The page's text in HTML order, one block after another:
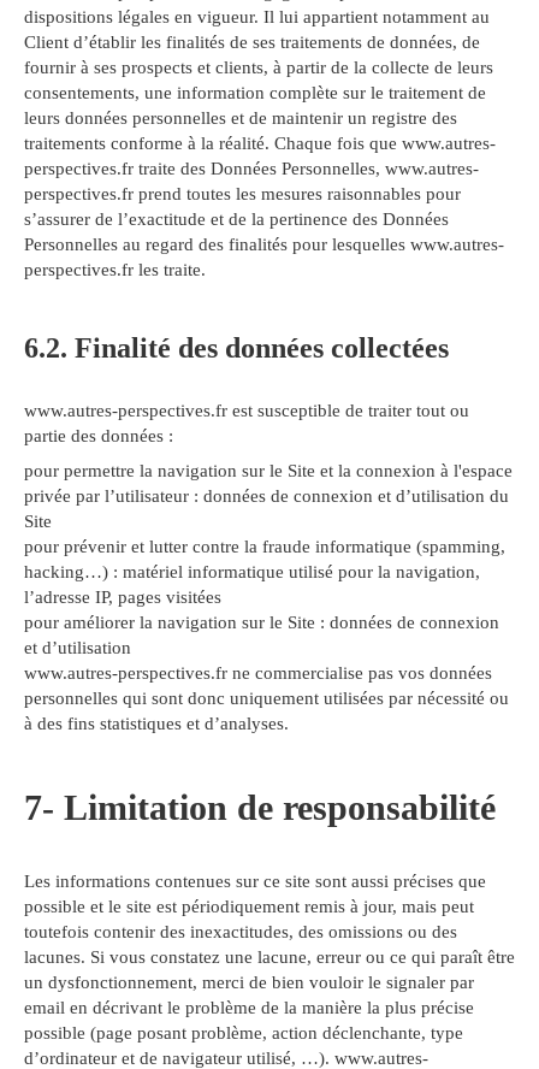
dispositions légales en vigueur. Il lui appartient notamment au
Client d’établir les finalités de ses traitements de données, de
fournir à ses prospects et clients, à partir de la collecte de leurs
consentements, une information complète sur le traitement de
leurs données personnelles et de maintenir un registre des
traitements conforme à la réalité. Chaque fois que www.autres-
perspectives.fr traite des Données Personnelles, www.autres-
perspectives.fr prend toutes les mesures raisonnables pour
s’assurer de l’exactitude et de la pertinence des Données
Personnelles au regard des finalités pour lesquelles www.autres-
perspectives.fr les traite.
6.2. Finalité des données collectées
www.autres-perspectives.fr est susceptible de traiter tout ou
partie des données :
pour permettre la navigation sur le Site et la connexion à l'espace
privée par l’utilisateur : données de connexion et d’utilisation du
Site
pour prévenir et lutter contre la fraude informatique (spamming,
hacking…) : matériel informatique utilisé pour la navigation,
l’adresse IP, pages visitées
pour améliorer la navigation sur le Site : données de connexion
et d’utilisation
www.autres-perspectives.fr ne commercialise pas vos données
personnelles qui sont donc uniquement utilisées par nécessité ou
à des fins statistiques et d’analyses.
7- Limitation de responsabilité
Les informations contenues sur ce site sont aussi précises que
possible et le site est périodiquement remis à jour, mais peut
toutefois contenir des inexactitudes, des omissions ou des
lacunes. Si vous constatez une lacune, erreur ou ce qui paraît être
un dysfonctionnement, merci de bien vouloir le signaler par
email en décrivant le problème de la manière la plus précise
possible (page posant problème, action déclenchante, type
d’ordinateur et de navigateur utilisé, …). www.autres-